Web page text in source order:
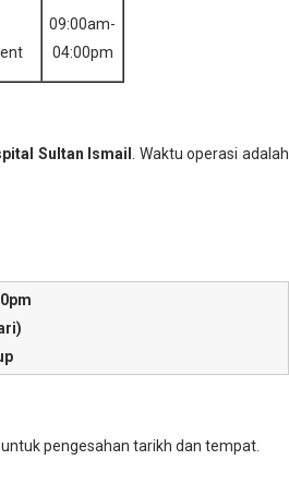
09:00am-
04:00pm
Sultan Ismail
. Waktu operasi adalah
untuk pengesahan tarikh dan tempat.